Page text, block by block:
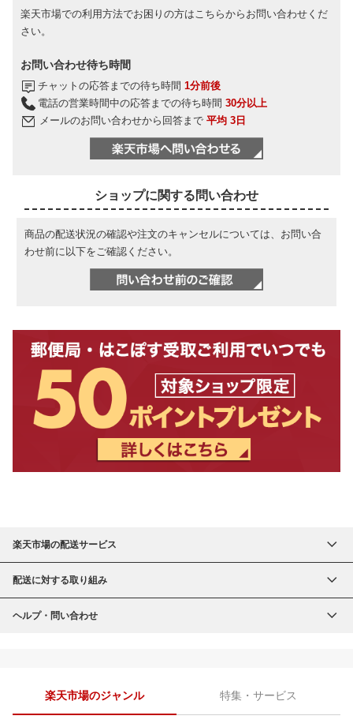
楽天市場での利用方法でお困りの方はこちらからお問い合わせくだ
さい。
お問い合わせ待ち時間
チャットの応答までの待ち時間 1分前後
電話の営業時間中の応答までの待ち時間 30分以上
メールのお問い合わせから回答まで 平均 3日
ショップに関する問い合わせ
商品の配送状況の確認や注文のキャンセルについては、お問い合
わせ前に以下をご確認ください。
楽天市場の配送サービス
配送に対する取り組み
ヘルプ・問い合わせ
楽天市場のジャンル 特集・サービス